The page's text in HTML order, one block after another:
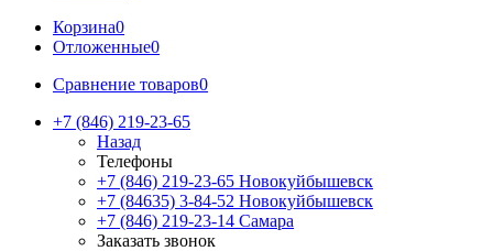
Корзина0
Отложенные0
Сравнение товаров0
+7 (846) 219-23-65
Назад
Телефоны
+7 (846) 219-23-65 Новокуйбышевск
+7 (84635) 3-84-52 Новокуйбышевск
+7 (846) 219-23-14 Самара
Заказать звонок